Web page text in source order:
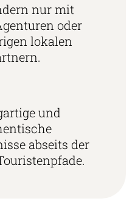
nur mit
oder
lokalen
und
abseits der